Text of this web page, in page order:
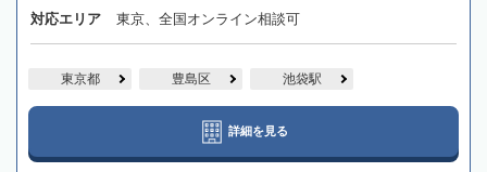
対応エリア 東京、全国オンライン相談可
東京都 豊島区 池袋駅
詳細を見る